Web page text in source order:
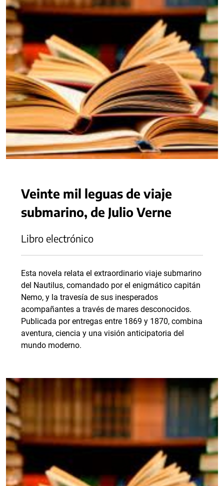
Veinte mil leguas de viaje
submarino, de Julio Verne
Libro electrónico
Esta novela relata el extraordinario viaje submarino
del Nautilus, comandado por el enigmático capitán
Nemo, y la travesía de sus inesperados
acompañantes a través de mares desconocidos.
Publicada por entregas entre 1869 y 1870, combina
aventura, ciencia y una visión anticipatoria del
mundo moderno.